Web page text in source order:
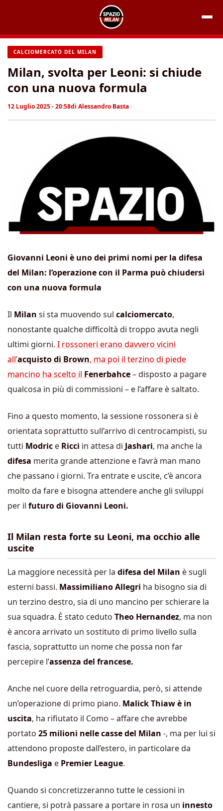
contenuto
CALCIOMERCATO DEL MILAN
Milan, svolta per Leoni: si chiude
con una nuova formula
12 Luglio 2025 - 20:58di Alessandro Basta
Giovanni Leoni è uno dei primi nomi per la difesa
del Milan: l’operazione con il Parma può chiudersi
con una nuova formula
Il Milan si sta muovendo sul calciomercato,
nonostante qualche difficoltà di troppo avuta negli
ultimi giorni. I rossoneri erano davvero vicini
all’acquisto di Brown, ma poi il terzino di piede
mancino ha scelto il Fenerbahce– disposto a pagare
qualcosa in più di commissioni – e l’affare è saltato.
Fino a questo momento, la sessione rossonera si è
orientata soprattutto sull’arrivo di centrocampisti, su
tutti Modric e Ricci in attesa di Jashari, ma anche la
difesa merita grande attenzione e l’avrà man mano
che passano i giorni. Tra entrate e uscite, c’è ancora
molto da fare e bisogna attendere anche gli sviluppi
per il futuro di Giovanni Leoni.
Il Milan resta forte su Leoni, ma occhio alle
uscite
La maggiore necessità per la difesa del Milan è sugli
esterni bassi. Massimiliano Allegri ha bisogno sia di
un terzino destro, sia di uno mancino per schierare la
sua squadra. È stato ceduto Theo Hernandez, ma non
è ancora arrivato un sostituto di primo livello sulla
fascia, soprattutto un nome che possa non far
percepire l’assenza del francese.
Anche nel cuore della retroguardia, però, si attende
un’operazione di primo piano. Malick Thiaw è in
uscita, ha rifiutato il Como – affare che avrebbe
portato 25 milioni nelle casse del Milan -, ma per lui si
attendono proposte dall’estero, in particolare da
Bundesliga e Premier League.
Quando si concretizzeranno tutte le cessioni in
cantiere, si potrà passare a portare in rosa un innesto